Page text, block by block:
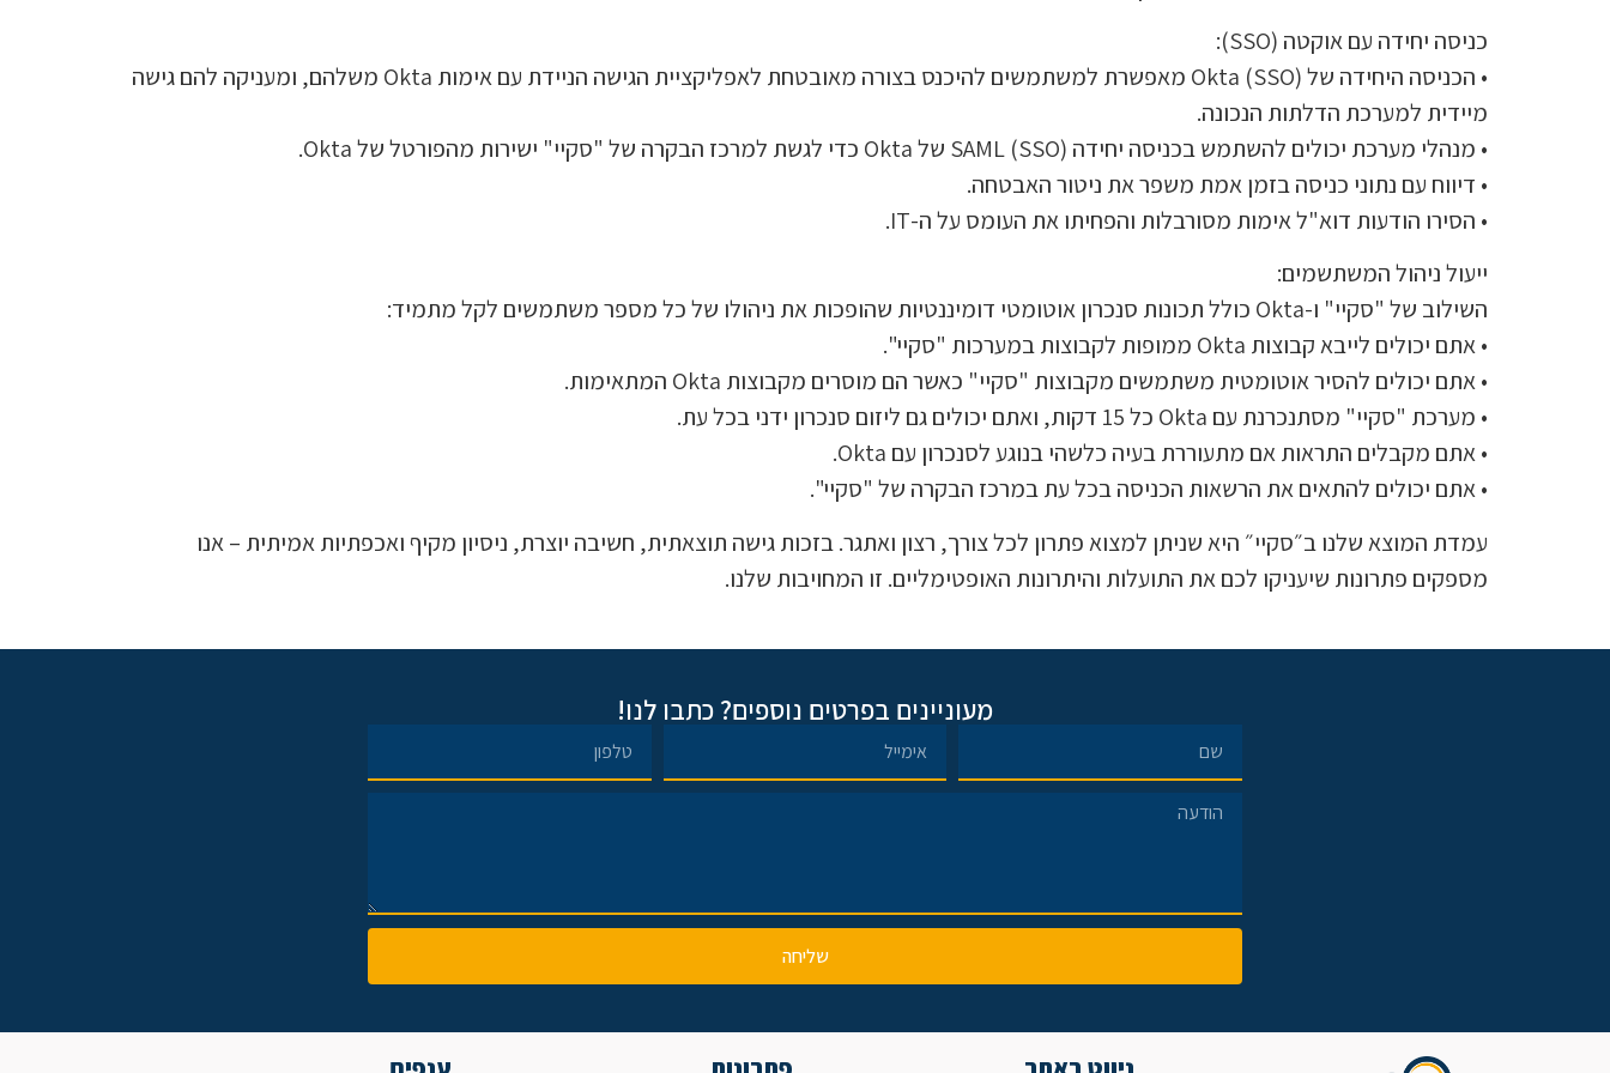
כניסה יחידה עם אוקטה (SSO):
• הכניסה היחידה של Okta (SSO) מאפשרת למשתמשים להיכנס בצורה מאובטחת לאפליקציית הגישה הניידת עם אימות Okta משלהם, ומעניקה להם גישה
מיידית למערכת הדלתות הנכונה.
• מנהלי מערכת יכולים להשתמש בכניסה יחידה SAML (SSO) של Okta כדי לגשת למרכז הבקרה של "סקיי" ישירות מהפורטל של Okta.
• דיווח עם נתוני כניסה בזמן אמת משפר את ניטור האבטחה.
• הסירו הודעות דוא"ל אימות מסורבלות והפחיתו את העומס על ה-IT.
ייעול ניהול המשתשמים:
השילוב של "סקיי" ו-Okta כולל תכונות סנכרון אוטומטי דומיננטיות שהופכות את ניהולו של כל מספר משתמשים לקל מתמיד:
• אתם יכולים לייבא קבוצות Okta ממופות לקבוצות במערכות "סקיי".
• אתם יכולים להסיר אוטומטית משתמשים מקבוצות "סקיי" כאשר הם מוסרים מקבוצות Okta המתאימות.
• מערכת "סקיי" מסתנכרנת עם Okta כל 15 דקות, ואתם יכולים גם ליזום סנכרון ידני בכל עת.
• אתם מקבלים התראות אם מתעוררת בעיה כלשהי בנוגע לסנכרון עם Okta.
• אתם יכולים להתאים את הרשאות הכניסה בכל עת במרכז הבקרה של "סקיי".
עמדת המוצא שלנו ב״סקיי״ היא שניתן למצוא פתרון לכל צורך, רצון ואתגר. בזכות גישה תוצאתית, חשיבה יוצרת, ניסיון מקיף ואכפתיות אמיתית – אנו
מספקים פתרונות שיעניקו לכם את התועלות והיתרונות האופטימליים. זו המחויבות שלנו.
מעוניינים בפרטים נוספים? כתבו לנו!
שליחה